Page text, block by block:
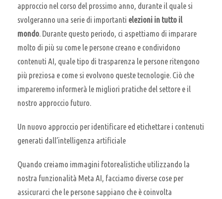
approccio nel corso del prossimo anno, durante il quale si
svolgeranno una serie di importanti elezioni in tutto il
mondo. Durante questo periodo, ci aspettiamo di imparare
molto di più su come le persone creano e condividono
contenuti AI, quale tipo di trasparenza le persone ritengono
più preziosa e come si evolvono queste tecnologie. Ciò che
impareremo informerà le migliori pratiche del settore e il
nostro approccio futuro.
Un nuovo approccio per identificare ed etichettare i contenuti
generati dall’intelligenza artificiale
Quando creiamo immagini fotorealistiche utilizzando la
nostra funzionalità Meta AI, facciamo diverse cose per
assicurarci che le persone sappiano che è coinvolta